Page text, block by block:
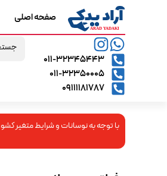
۰۱۱-۳۲۳۴۵۴۴۳
۰۱۱-۳۲۳۵۰۰۰۵
09111181787
صفحه اصلی
با توجه به نوسانات و شرایط متغیر